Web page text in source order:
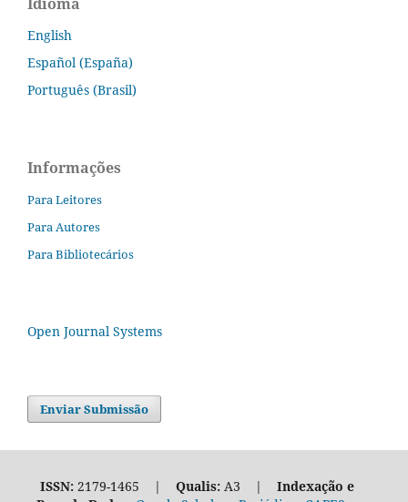
Idioma
English
Español (España)
Português (Brasil)
Informações
Para Leitores
Para Autores
Para Bibliotecários
Open Journal Systems
Enviar Submissão
ISSN:2179-1465 | Qualis:A3 | Indexação e